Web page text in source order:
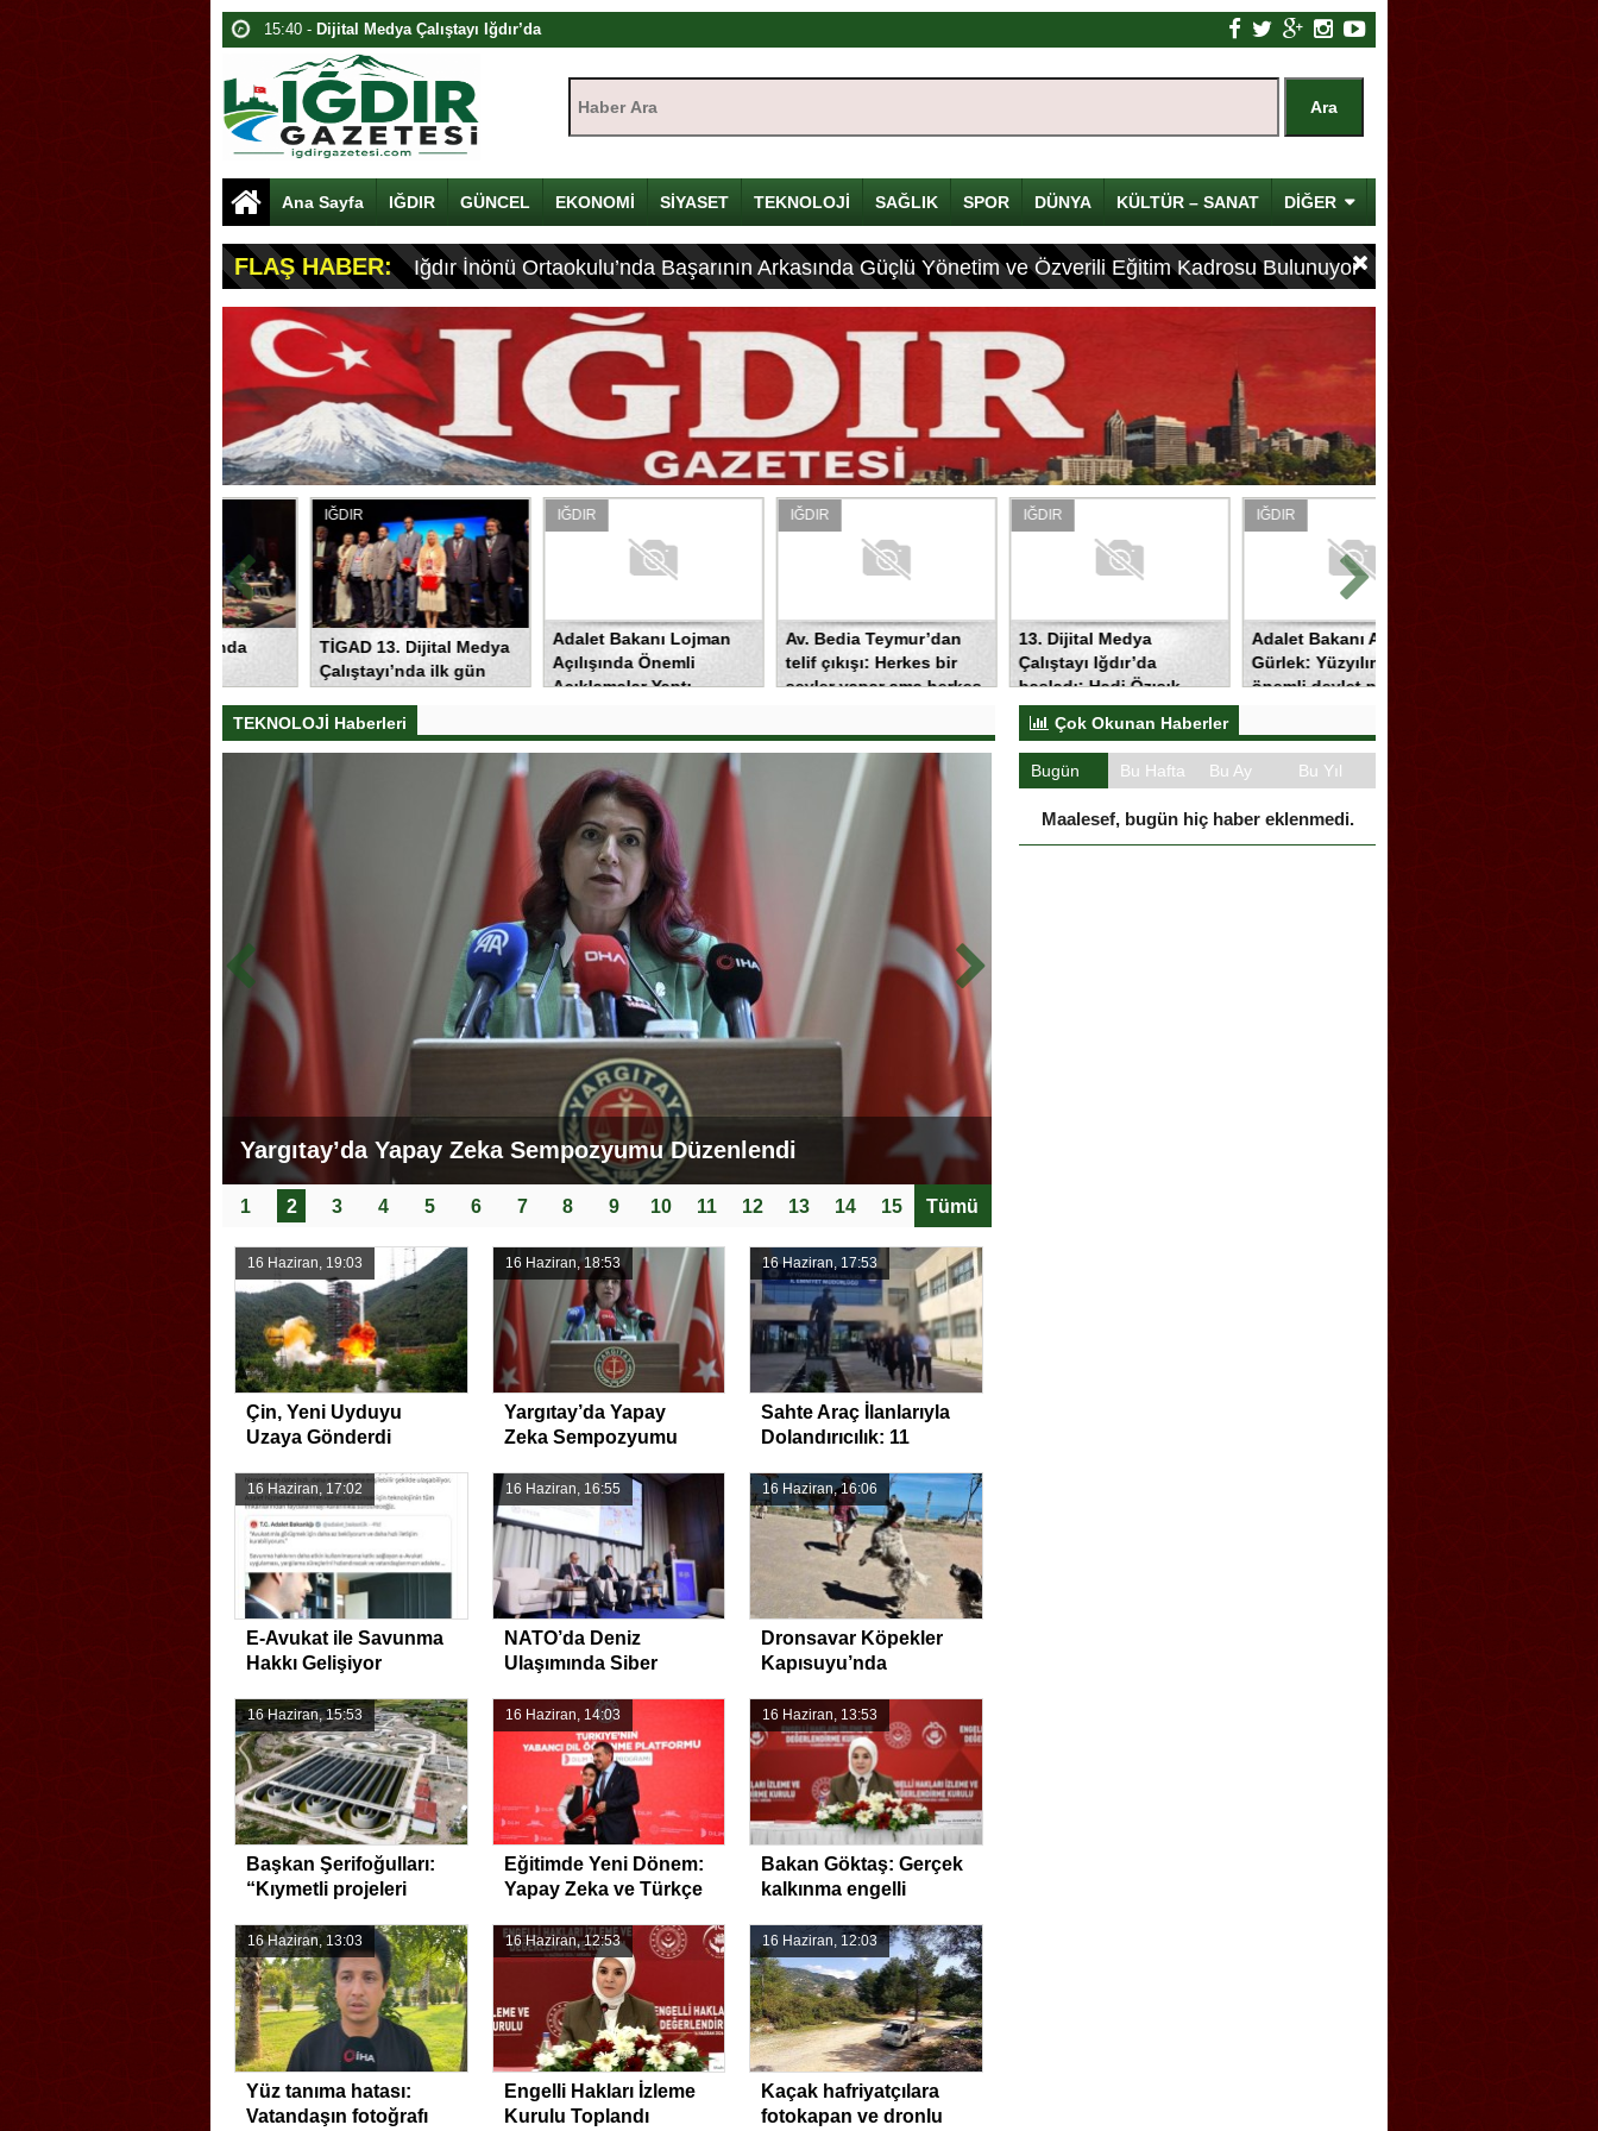
15:40 - Dijital Medya Çalıştayı Iğdır’da
12:00 -Iğdır’da Sınır Kapısı Umutları
19:00 - Bakan Gürlek Iğdır’da Ziyaretlerde Bulundu
18:40 -Yapay zeka çağında haberin geleceği Iğdır’da konuşuldu
alındı
17:40 -Adalet Bakanı Lojman Açılışında Önemli Açıklamalar Yaptı
16:40 -Av. Bedia Teymur’dan telif çıkışı: Herkes bir şeyler yapar ama herkes üretemez
16:00 -13. Dijital Medya Çalıştayı Iğdır’da başladı: Hadi Özışık, internet yasasının perde arkasını anlattı
15:40 - Adalet Bakanı Akın Gürlek: Yüzyılın en önemli devlet projesi
16:41 -Muğlaspor, Ahmet Engin’i Transfer Etti
Ana Sayfa IĞDIR GÜNCEL EKONOMİ SİYASET TEKNOLOJİ SAĞLIK SPOR DÜNYA KÜLTÜR – SANAT DİĞER
FLAŞ HABER: Iğdır İnönü Ortaokulu’nda Başarının Arkasında Güçlü Yönetim ve Özverili Eğitim Kadrosu Bulunuyor
TİGAD 13. Dijital Medya
Çalıştayı’nda ilk gün
dijital dönüşümü
Iğdır’da ele alındı
IĞDIR
Adalet Bakanı Lojman
Açılışında Önemli
Açıklamalar Yaptı
Av. Bedia Teymur’dan
telif çıkışı: Herkes bir
şeyler yapar ama herkes
13. Dijital Medya
Çalıştayı Iğdır’da
başladı: Hadi Özışık,
internet yasasının perde
arkasını anlattı
Adalet Bakanı Akın
Gürlek: Yüzyılın en
önemli devlet projesi
TEKNOLOJİ Haberleri
Yargıtay’da Yapay Zeka Sempozyumu Düzenlendi
1 2 3 4 5 6 7 8 9 10 11 12 13 14 15 Tümü
16 Haziran, 19:03
Çin, Yeni Uyduyu
Uzaya Gönderdi
16 Haziran, 18:53
Yargıtay’da Yapay
Zeka Sempozyumu
16 Haziran, 17:53
Sahte Araç İlanlarıyla
Dolandırıcılık: 11
16 Haziran, 17:02
E-Avukat ile Savunma
Hakkı Gelişiyor
16 Haziran, 16:55
NATO’da Deniz
Ulaşımında Siber
16 Haziran, 16:06
Dronsavar Köpekler
Kapısuyu’nda
16 Haziran, 15:53
Başkan Şerifoğulları:
“Kıymetli projeleri
16 Haziran, 14:03
Eğitimde Yeni Dönem:
Yapay Zeka ve Türkçe
16 Haziran, 13:53
Bakan Göktaş: Gerçek
kalkınma engelli
16 Haziran, 13:03
Yüz tanıma hatası:
Vatandaşın fotoğrafı
16 Haziran, 12:53
Engelli Hakları İzleme
Kurulu Toplandı
16 Haziran, 12:03
Kaçak hafriyatçılara
fotokapan ve dronlu
Çok Okunan Haberler
Bugün Bu Hafta Bu Ay Bu Yıl
Maalesef, bugün hiç haber eklenmedi.